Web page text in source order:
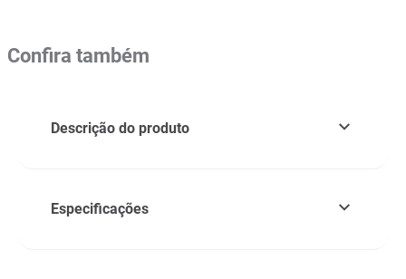
Confira também
Descrição do produto
Especificações